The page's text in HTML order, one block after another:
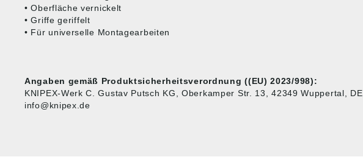
• Oberfläche vernickelt
• Griffe geriffelt
• Für universelle Montagearbeiten
Angaben gemäß Produktsicherheitsverordnung ((EU) 2023/998):
KNIPEX-Werk C. Gustav Putsch KG, Oberkamper Str. 13, 42349 Wuppertal, DE,
info@knipex.de